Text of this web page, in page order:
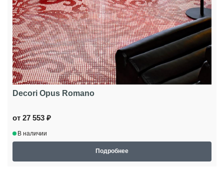
Decori Opus Romano
от 27 553 ₽
В наличии
Подробнее